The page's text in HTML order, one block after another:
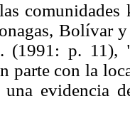
Bolívar
p. 11),
parte con la
una evidencia